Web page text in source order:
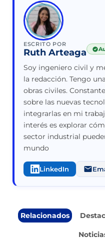
ESCRITO POR
Ruth Arteaga
Soy ingeniero civil y
la redacción. Tengo
obras civiles.
sobre las nuevas
integrarlas en mi
interés es explorar
sector industrial
mundo
LinkedIn
Relacionados